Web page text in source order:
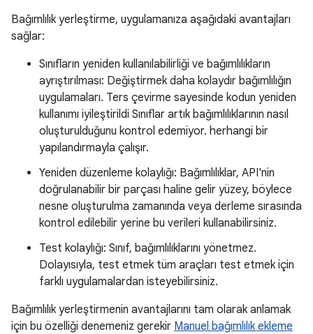
Bağımlılık yerleştirme, uygulamanıza aşağıdaki avantajları
sağlar:
Sınıfların yeniden kullanılabilirliği ve bağımlılıkların
ayrıştırılması: Değiştirmek daha kolaydır bağımlılığın
uygulamaları. Ters çevirme sayesinde kodun yeniden
kullanımı iyileştirildi Sınıflar artık bağımlılıklarının nasıl
oluşturulduğunu kontrol edemiyor. herhangi bir
yapılandırmayla çalışır.
Yeniden düzenleme kolaylığı: Bağımlılıklar, API'nin
doğrulanabilir bir parçası haline gelir yüzey, böylece
nesne oluşturulma zamanında veya derleme sırasında
kontrol edilebilir yerine bu verileri kullanabilirsiniz.
Test kolaylığı: Sınıf, bağımlılıklarını yönetmez.
Dolayısıyla, test etmek tüm araçları test etmek için
farklı uygulamalardan isteyebilirsiniz.
Bağımlılık yerleştirmenin avantajlarını tam olarak anlamak
için bu özelliği denemeniz gerekir Manuel bağımlılık ekleme